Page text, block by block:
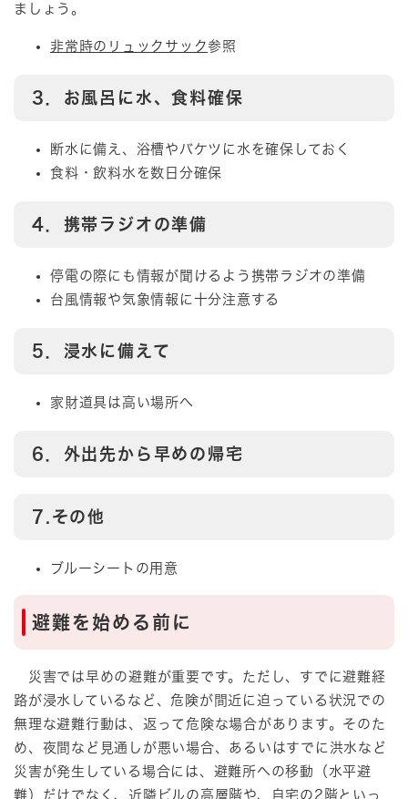
ましょう。
非常時のリュックサック参照
3．お風呂に水、食料確保
断水に備え、浴槽やバケツに水を確保しておく
食料・飲料水を数日分確保
4．携帯ラジオの準備
停電の際にも情報が聞けるよう携帯ラジオの準備
台風情報や気象情報に十分注意する
5．浸水に備えて
家財道具は高い場所へ
6．外出先から早めの帰宅
7.その他
ブルーシートの用意
避難を始める前に
災害では早めの避難が重要です。ただし、すでに避難経
路が浸水しているなど、危険が間近に迫っている状況での
無理な避難行動は、返って危険な場合があります。そのた
め、夜間など見通しが悪い場合、あるいはすでに洪水など
災害が発生している場合には、避難所への移動（水平避
難）だけでなく、近隣ビルの高層階や、自宅の2階といっ